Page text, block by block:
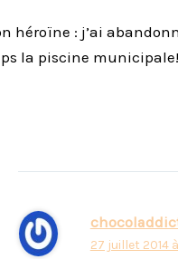
héroïne : j’ai
la piscine municipale!
27 juillet 2014